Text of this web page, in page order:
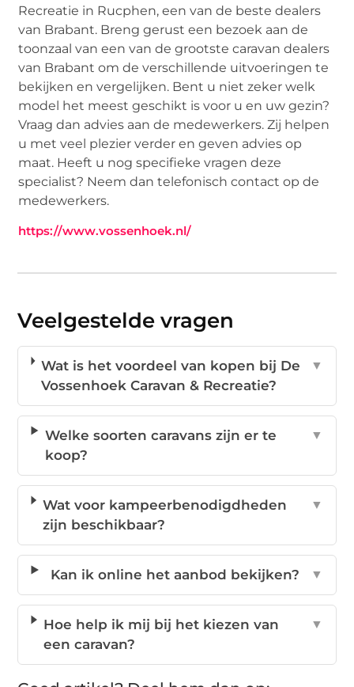
Recreatie in Rucphen, een van de beste dealers
van Brabant. Breng gerust een bezoek aan de
toonzaal van een van de grootste caravan dealers
van Brabant om de verschillende uitvoeringen te
bekijken en vergelijken. Bent u niet zeker welk
model het meest geschikt is voor u en uw gezin?
Vraag dan advies aan de medewerkers. Zij helpen
u met veel plezier verder en geven advies op
maat. Heeft u nog specifieke vragen deze
specialist? Neem dan telefonisch contact op de
medewerkers.
https://www.vossenhoek.nl/
Veelgestelde vragen
Wat is het voordeel van kopen bij De
Vossenhoek Caravan & Recreatie?
▼
Welke soorten caravans zijn er te
koop?
▼
Wat voor kampeerbenodigdheden
zijn beschikbaar?
▼
Kan ik online het aanbod bekijken? ▼
Hoe help ik mij bij het kiezen van
een caravan?
▼